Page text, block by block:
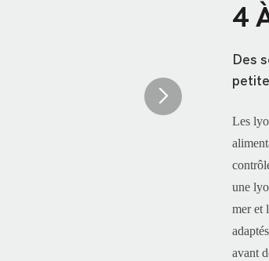
4
Des
Les
une
mer et
avant